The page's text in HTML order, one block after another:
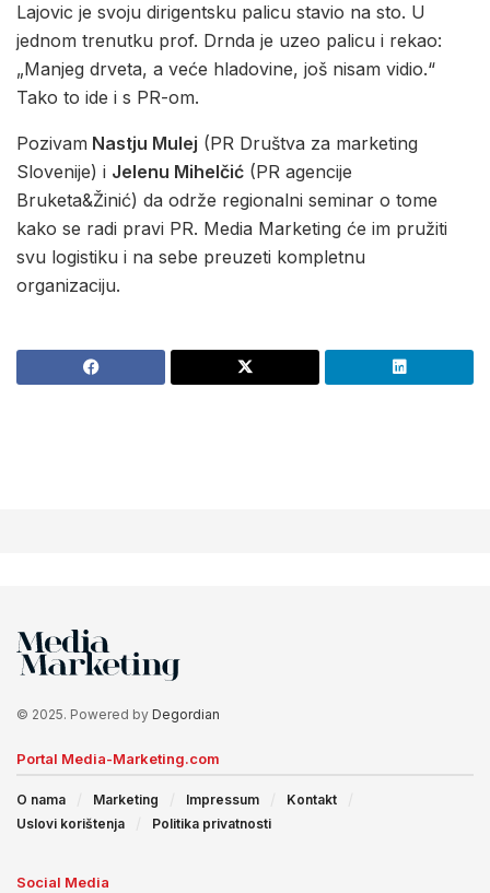
Lajovic je svoju dirigentsku palicu stavio na sto. U
jednom trenutku prof. Drnda je uzeo palicu i rekao:
„Manjeg drveta, a veće hladovine, još nisam vidio.“
Tako to ide i s PR-om.
Pozivam Nastju Mulej (PR Društva za marketing
Slovenije) i Jelenu Mihelčić (PR agencije
Bruketa&Žinić) da održe regionalni seminar o tome
kako se radi pravi PR. Media Marketing će im pružiti
svu logistiku i na sebe preuzeti kompletnu
organizaciju.
© 2025. Powered by Degordian
Portal Media-Marketing.com
O nama Marketing Impressum
Kontakt
Uslovi korištenja
Politika privatnosti
Social Media